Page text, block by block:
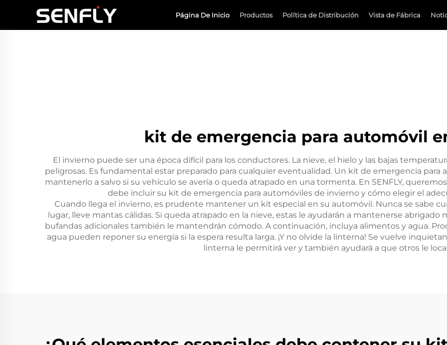
Página De Inicio Productos Política de Distribución Vista de Fábrica
kit de emergencia para automóvil
El invierno puede ser una época difícil para los conductores. La nieve, el hielo y las bajas
peligrosas. Es fundamental estar preparado para cualquier eventualidad. Un kit de emergencia
mantenerlo a salvo si su vehículo se avería o queda atrapado en una tormenta. En SENFLY,
debe incluir su kit de emergencia para automóviles de invierno y cómo elegir el
Cuando llega el invierno, es prudente mantener un kit especial en su automóvil. Nunca se sabe
lugar, lleve mantas cálidas. Si queda atrapado en la nieve, estas le ayudarán a mantenerse abrigado
bufandas adicionales también le mantendrán cómodo. A continuación, incluya alimentos y agua.
agua pueden reponer su energía si la espera resulta larga. ¡Y no olvide la linterna! Se vuelve
linterna le permitirá ver y también ayudará a que otros le